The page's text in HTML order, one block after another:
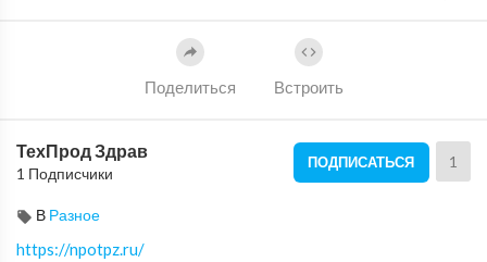
Поделиться Встроить
ТехПрод Здрав
1 Подписчики
ПОДПИСАТЬСЯ 1
В Разное
https://npotpz.ru/